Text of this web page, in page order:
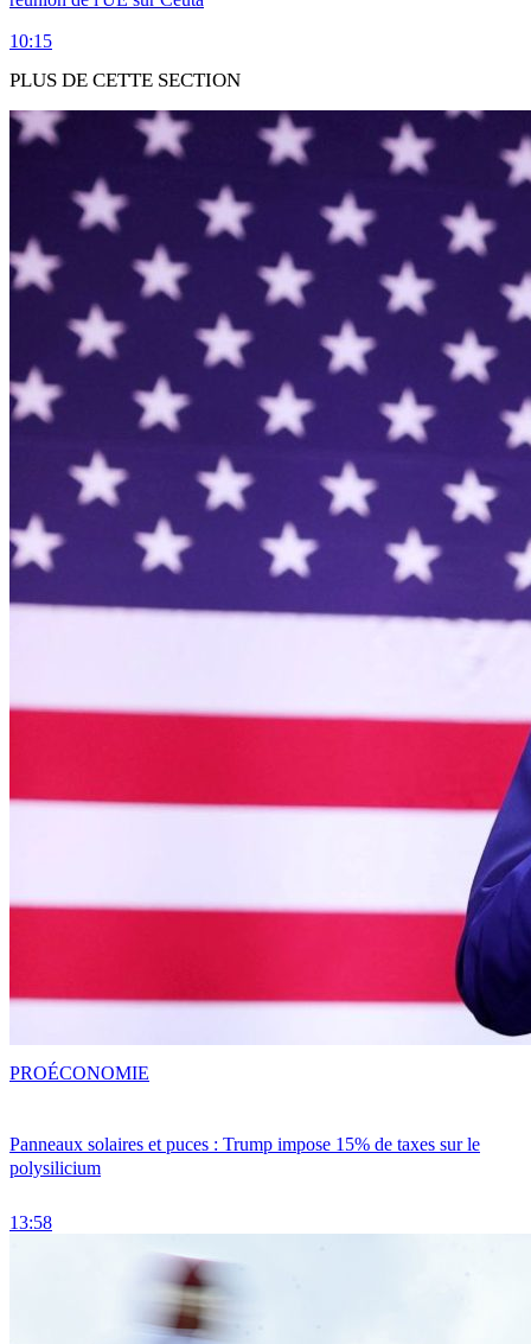
10:15
PLUS DE CETTE SECTION
Panneaux solaires et puces : Trump impose 15% de taxes sur le
polysilicium
13:58
PROÉCONOMIE